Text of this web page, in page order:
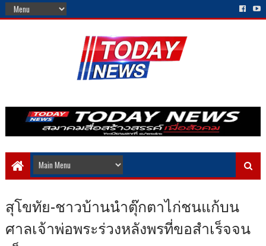
สุโขทัย-ชาวบ้านนำตุ๊กตาไก่ชนแก้บน
ศาลเจ้าพ่อพระร่วงหลังพรที่ขอสำเร็จจน